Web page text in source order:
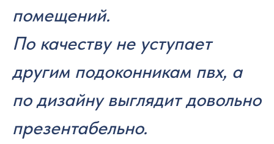
помещений.
По качеству не уступает
другим подоконникам пвх, а
по дизайну выглядит довольно
презентабельно.